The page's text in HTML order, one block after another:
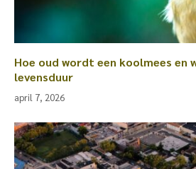
Hoe oud wordt een koolmees en
levensduur
april 7, 2026